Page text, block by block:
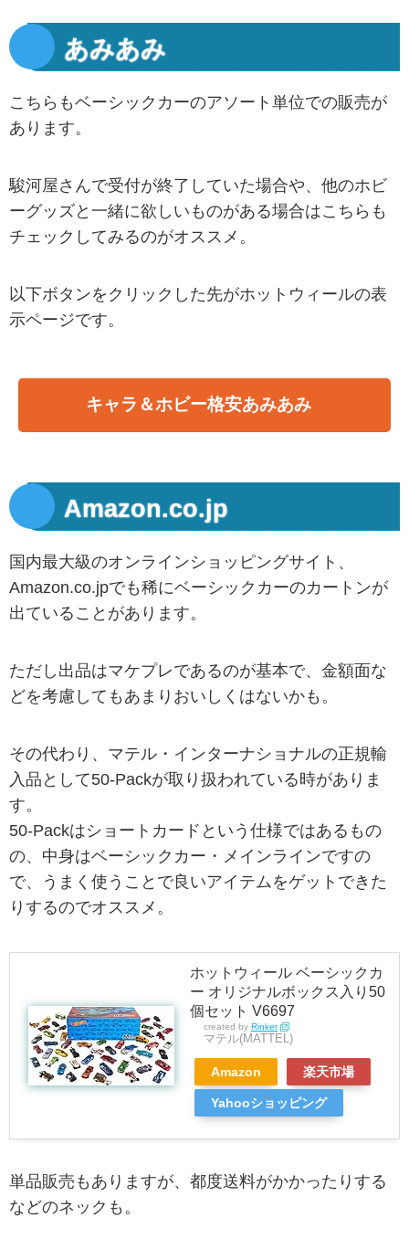
あみあみ
こちらもベーシックカーのアソート単位での販売が
あります。
駿河屋さんで受付が終了していた場合や、他のホビ
ーグッズと一緒に欲しいものがある場合はこちらも
チェックしてみるのがオススメ。
以下ボタンをクリックした先がホットウィールの表
示ページです。
キャラ＆ホビー格安あみあみ
Amazon.co.jp
国内最大級のオンラインショッピングサイト、
Amazon.co.jpでも稀にベーシックカーのカートンが
出ていることがあります。
ただし出品はマケプレであるのが基本で、金額面な
どを考慮してもあまりおいしくはないかも。
その代わり、マテル・インターナショナルの正規輸
入品として50-Packが取り扱われている時がありま
す。
50-Packはショートカードという仕様ではあるもの
の、中身はベーシックカー・メインラインですの
で、うまく使うことで良いアイテムをゲットできた
りするのでオススメ。
ホットウィール ベーシックカ
ー オリジナルボックス入り50
個セット V6697
created by Rinker
マテル(MATTEL)
Amazon 楽天市場
Yahooショッピング
単品販売もありますが、都度送料がかかったりする
などのネックも。